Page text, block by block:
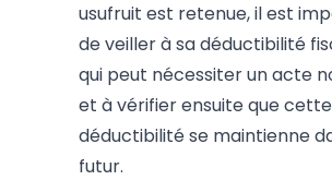
usufruit est retenue, il est
de veiller à sa déductibilité
qui peut nécessiter un acte
et à vérifier ensuite que cette
déductibilité se maintienne
futur.